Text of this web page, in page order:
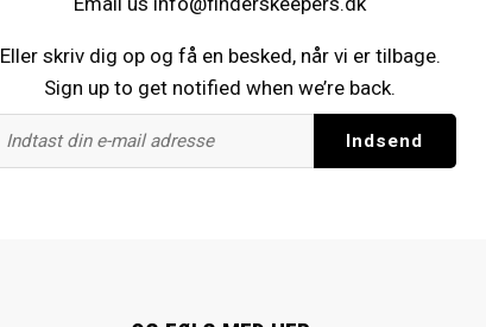
Eller skriv dig op og få en besked, når vi er tilbage.
Sign up to get notified when we’re back.